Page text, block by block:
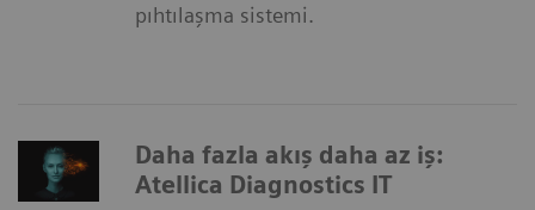
pıhtılaşma sistemi.
Daha fazla akış daha az iş:
Atellica Diagnostics IT